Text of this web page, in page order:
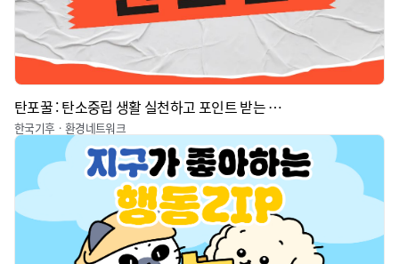
탄포꿀 : 탄소중립 생활 실천하고 포인트 받는 꿀팁
한국기후ㆍ환경네트워크